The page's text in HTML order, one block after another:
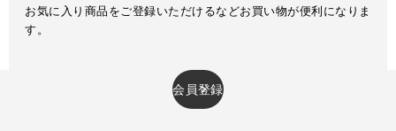
お気に入り商品をご登録いただけるなどお買い物が便利になりま
す。
会員登録